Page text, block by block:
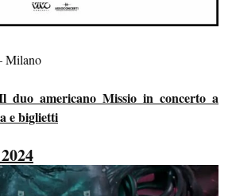
Milano
duo americano Missio in concerto a
e biglietti